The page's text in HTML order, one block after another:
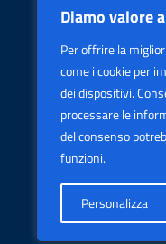
Diamo valore
Per offrire la
come i cookie per
dei dispositivi.
processare le
del consenso
funzioni.
Personalizza
Albo